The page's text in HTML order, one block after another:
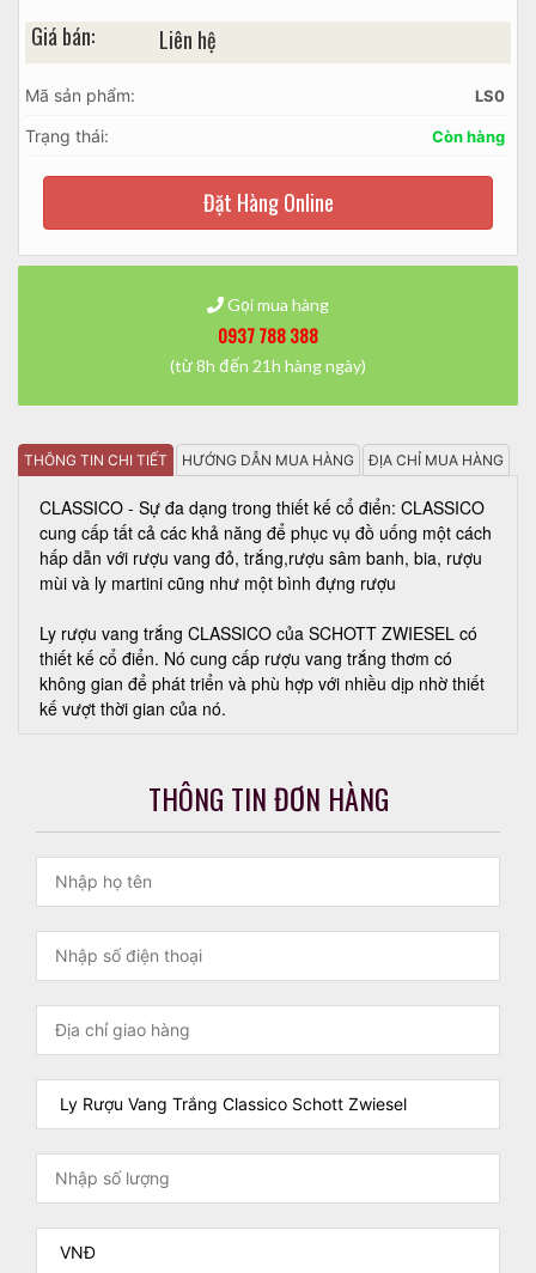
Giá bán: Liên hệ
Mã sản phẩm: LS0
Trạng thái: Còn hàng
Đặt Hàng Online
Gọi mua hàng
0937 788 388
(từ 8h đến 21h hàng ngày)
THÔNG TIN CHI TIẾT HƯỚNG DẪN MUA HÀNG ĐỊA CHỈ MUA HÀNG
CLASSICO - Sự đa dạng trong thiết kế cổ điển: CLASSICO
cung cấp tất cả các khả năng để phục vụ đồ uống một cách
hấp dẫn với rượu vang đỏ, trắng,rượu sâm banh, bia, rượu
mùi và ly martini cũng như một bình đựng rượu
Ly rượu vang trắng CLASSICO của SCHOTT ZWIESEL có
thiết kế cổ điển. Nó cung cấp rượu vang trắng thơm có
không gian để phát triển và phù hợp với nhiều dịp nhờ thiết
kế vượt thời gian của nó.
THÔNG TIN ĐƠN HÀNG